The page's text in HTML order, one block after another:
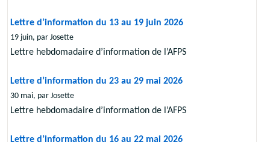
Lettre d’information du 13 au 19 juin 2026
19 juin, par Josette
Lettre hebdomadaire d’information de l’AFPS
Lettre d’information du 23 au 29 mai 2026
30 mai, par Josette
Lettre hebdomadaire d’information de l’AFPS
Lettre d’information du 16 au 22 mai 2026